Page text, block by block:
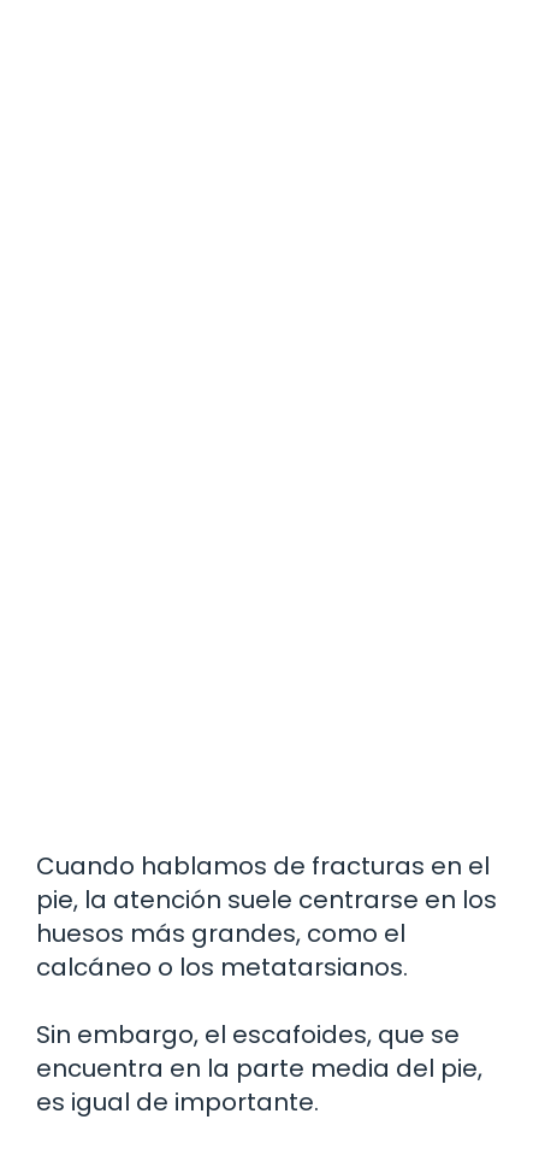
Cuando hablamos de fracturas en el
pie, la atención suele centrarse en los
huesos más grandes, como el
calcáneo o los metatarsianos.
Sin embargo, el escafoides, que se
encuentra en la parte media del pie,
es igual de importante.